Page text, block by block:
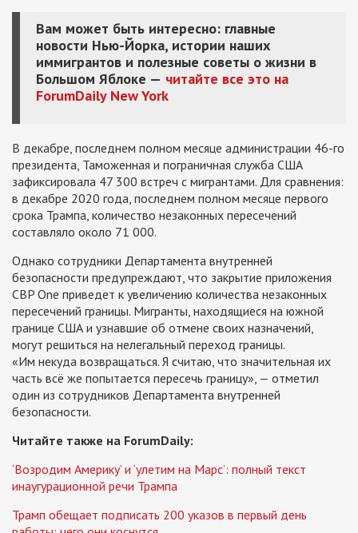
Вам может быть интересно: главные
новости Нью-Йорка, истории наших
иммигрантов и полезные советы о жизни в
Большом Яблоке — читайте все это на
ForumDaily New York
В декабре, последнем полном месяце администрации 46-го
президента, Таможенная и пограничная служба США
зафиксировала 47 300 встреч с мигрантами. Для сравнения:
в декабре 2020 года, последнем полном месяце первого
срока Трампа, количество незаконных пересечений
составляло около 71 000.
Однако сотрудники Департамента внутренней
безопасности предупреждают, что закрытие приложения
CBP One приведет к увеличению количества незаконных
пересечений границы. Мигранты, находящиеся на южной
границе США и узнавшие об отмене своих назначений,
могут решиться на нелегальный переход границы.
«Им некуда возвращаться. Я считаю, что значительная их
часть всё же попытается пересечь границу», — отметил
один из сотрудников Департамента внутренней
безопасности.
Читайте также на ForumDaily:
‘Возродим Америку’ и ‘улетим на Марс’: полный текст
инаугурационной речи Трампа
Трамп обещает подписать 200 указов в первый день